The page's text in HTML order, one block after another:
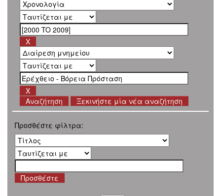
Ξεκινήστε μία νέα αναζήτηση
Προσθέστε φίλτρα: